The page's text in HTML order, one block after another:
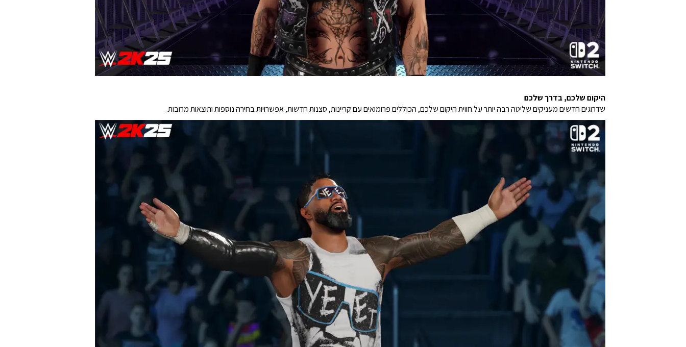
היקום שלכם, בדרך שלכם
שדרוגים חדשים מעניקים שליטה רבה יותר על חווית היקום שלכם, הכוללים פרומואים עם קריינות, סצנות חדשות, אפשרויות בחירה נוספות ותוצאות מרובות.